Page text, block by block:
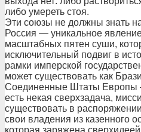
либо умереть стоя.
Эти союзы не должны знать
Россия — уникальное
масштабных пятен суши,
исключительный подвиг в
рамки имперской
может существовать как
Соединенные Штаты Европы
есть некая сверхзадача,
существовать в
свои владения из казенного
которая заряжена